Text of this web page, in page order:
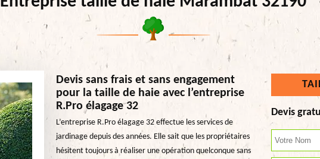
Devis sans frais et sans engagement
pour la taille de haie avec l’entreprise
R.Pro élagage 32
L’entreprise R.Pro élagage 32 effectue les services de
jardinage depuis des années. Elle sait que les propriétaires
hésitent toujours à réaliser une opération quelconque sans
Devis